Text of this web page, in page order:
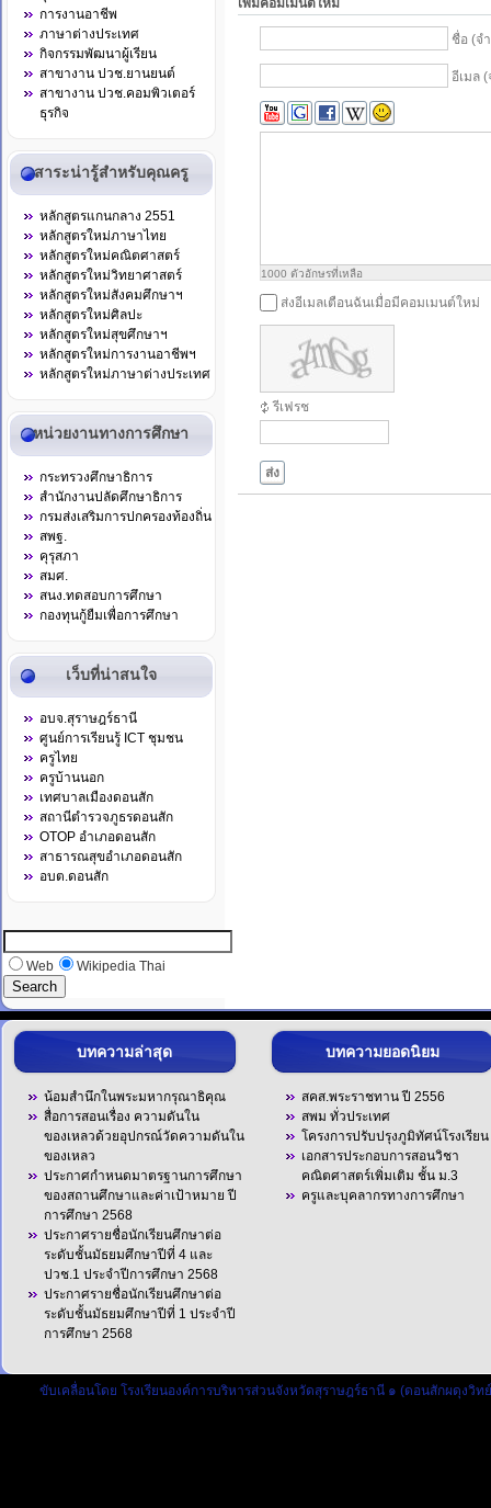
การงานอาชีพ
ภาษาต่างประเทศ
กิจกรรมพัฒนาผู้เรียน
สาขางาน ปวช.ยานยนต์
สาขางาน ปวช.คอมพิวเตอร์
ธุรกิจ
สาระน่ารู้สำหรับคุณครู
หลักสูตรแกนกลาง 2551
หลักสูตรใหม่ภาษาไทย
หลักสูตรใหม่คณิตศาสตร์
หลักสูตรใหม่วิทยาศาสตร์
หลักสูตรใหม่สังคมศึกษาฯ
หลักสูตรใหม่ศิลปะ
หลักสูตรใหม่สุขศึกษาฯ
หลักสูตรใหม่การงานอาชีพฯ
หลักสูตรใหม่ภาษาต่างประเทศ
หน่วยงานทางการศึกษา
กระทรวงศึกษาธิการ
สำนักงานปลัดศึกษาธิการ
กรมส่งเสริมการปกครองท้องถิ่น
สพฐ.
คุรุสภา
สมศ.
สนง.ทดสอบการศึกษา
กองทุนกู้ยืมเพื่อการศึกษา
เว็บที่น่าสนใจ
อบจ.สุราษฎร์ธานี
ศูนย์การเรียนรู้ ICT ชุมชน
ครูไทย
ครูบ้านนอก
เทศบาลเมืองดอนสัก
สถานีตำรวจภูธรดอนสัก
OTOP อำเภอดอนสัก
สาธารณสุขอำเภอดอนสัก
อบต.ดอนสัก
Web Wikipedia Thai
เพิ่มคอมเมนต์ใหม่
ชื่อ (จ
อีเมล
1000 ตัวอักษรที่เหลือ
ส่งอีเมลเตือนฉันเมื่อมีคอมเมนต์ใหม่
รีเฟรช
ส่ง
บทความล่าสุด
น้อมสำนึกในพระมหากรุณาธิคุณ
สื่อการสอนเรื่อง ความดันใน
ของเหลวด้วยอุปกรณ์วัดความดันใน
ของเหลว
ประกาศกำหนดมาตรฐานการศึกษา
ของสถานศึกษาและค่าเป้าหมาย ปี
การศึกษา 2568
ประกาศรายชื่อนักเรียนศึกษาต่อ
ระดับชั้นมัธยมศึกษาปีที่ 4 และ
ปวช.1 ประจำปีการศึกษา 2568
ประกาศรายชื่อนักเรียนศึกษาต่อ
ระดับชั้นมัธยมศึกษาปีที่ 1 ประจำปี
การศึกษา 2568
บทความยอดนิยม
สคส.พระราชทาน ปี 2556
สพม ทั่วประเทศ
โครงการปรับปรุงภูมิทัศน์โรงเรียน
เอกสารประกอบการสอนวิชา
คณิตศาสตร์เพิ่มเติม ชั้น ม.3
ครูและบุคลากรทางการศึกษา
ขับเคลื่อนโดย โรงเรียนองค์การบริหารส่วนจังหวัดสุราษฎร์ธานี ๑ (ดอนสักผดุงวิท